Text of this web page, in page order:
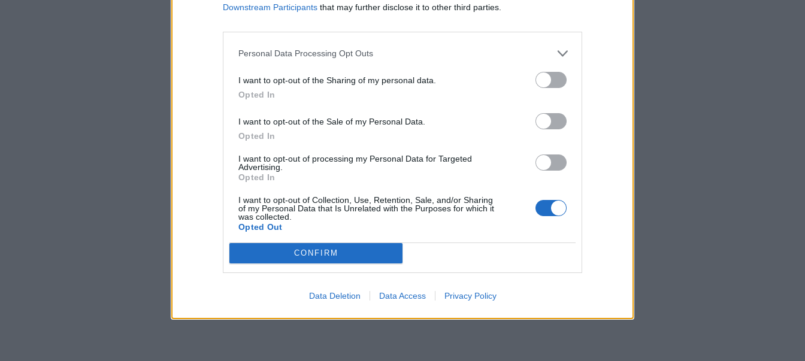
Downstream Participants that may further disclose it to other third parties.
Personal Data Processing Opt Outs
I want to opt-out of the Sharing of my personal data.
Opted In
I want to opt-out of the Sale of my Personal Data.
Opted In
I want to opt-out of processing my Personal Data for Targeted
Advertising.
Opted In
I want to opt-out of Collection, Use, Retention, Sale, and/or Sharing
of my Personal Data that Is Unrelated with the Purposes for which it
was collected.
Opted Out
CONFIRM
Data Deletion Data Access Privacy Policy